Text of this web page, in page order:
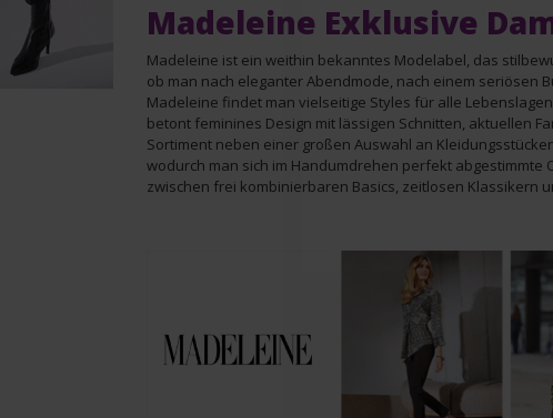
Madeleine Exklusive
Madeleine ist ein weithin bekanntes Modelabel, das
ob man nach eleganter Abendmode, nach einem seriösen
Madeleine findet man vielseitige Styles für alle
betont feminines Design mit lässigen Schnitten, aktuellen
Sortiment neben einer großen Auswahl an
wodurch man sich im Handumdrehen perfekt
zwischen frei kombinierbaren Basics, zeitlosen Klassikern